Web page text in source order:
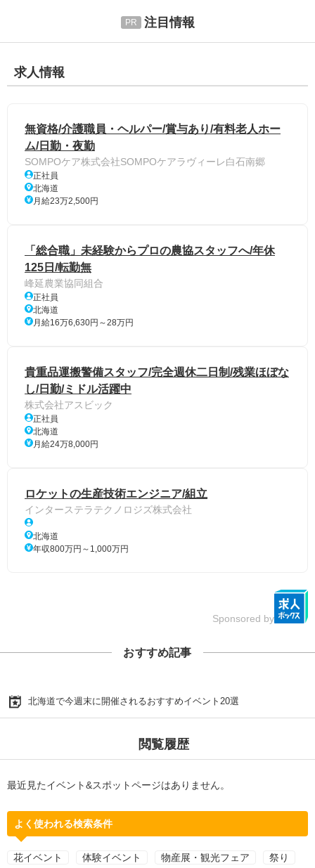
注目情報
求人情報
無資格/介護職員・ヘルパー/賞与あり/有料老人ホー
ム/日勤・夜勤
SOMPOケア株式会社SOMPOケアラヴィーレ白石南郷
正社員
北海道
月給23万2,500円
「総合職」未経験からプロの農協スタッフへ/年休
125日/転勤無
峰延農業協同組合
正社員
北海道
月給16万6,630円～28万円
貴重品運搬警備スタッフ/完全週休二日制/残業ほぼな
し/日勤/ミドル活躍中
株式会社アスビック
正社員
北海道
月給24万8,000円
ロケットの生産技術エンジニア/組立
インターステラテクノロジズ株式会社
北海道
年収800万円～1,000万円
Sponsored by
おすすめ記事
北海道で今週末に開催されるおすすめイベント20選
閲覧履歴
最近見たイベント&スポットページはありません。
よく使われる検索条件
花イベント 体験イベント 物産展・観光フェア 祭り